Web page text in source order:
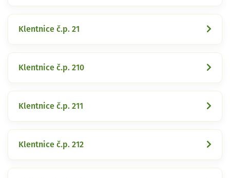
Klentnice č.p. 21
Klentnice č.p. 210
Klentnice č.p. 211
Klentnice č.p. 212